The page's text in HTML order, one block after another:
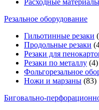
Расходные
Резальное оборудование
Гильотинные резаки
Продольные резаки
Резаки для
Резаки по металлу (4)
Фольгорезальное
Ножи и марзаны (83)
Биговально-